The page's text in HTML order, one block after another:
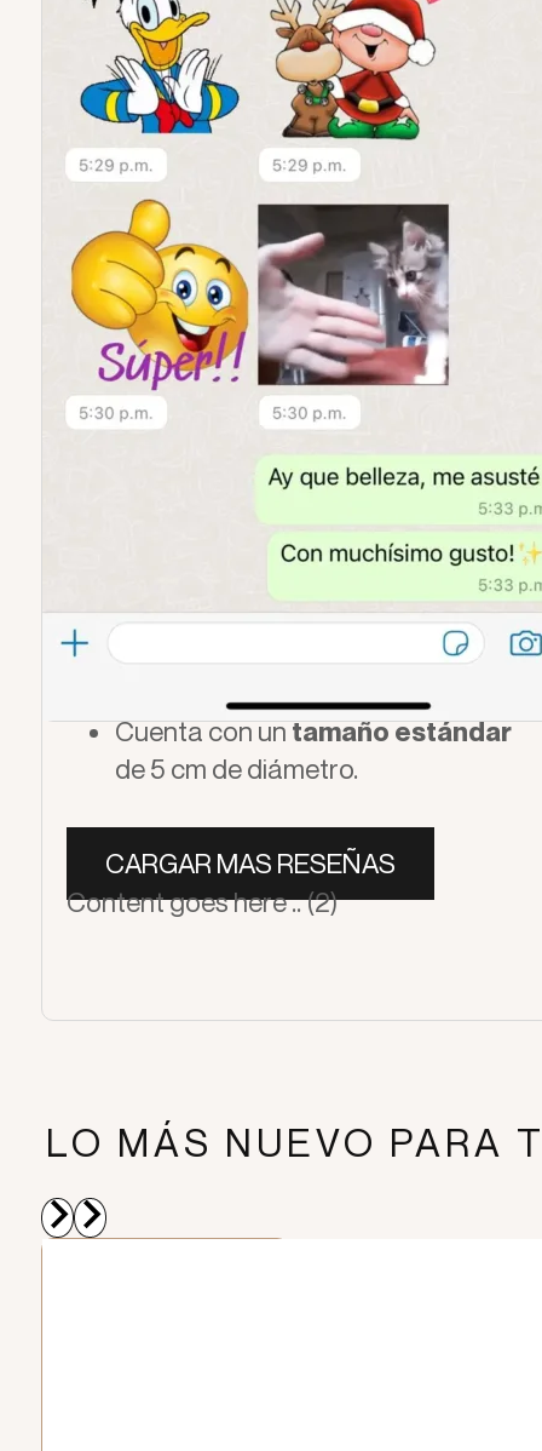
El Difusor para Secador EB-98 es la
herramienta ideal para secar tus rizos
de formasuave y delicada. Este
accesorio profesional está diseñado
para cuidar la humedad natural de tu
cabello, ayudándote a lograr una
definición perfectay unvolumen
increíblesin encrespamiento. Descubre
la manera más eficaz de realzar la
belleza de tus rizos, obteniendo
resultados de peluquería en casa.
definiciónyvolumena tus
Fabricado conmateriales de alta
resistente al calor.
Es el accesorioideal para cabello
Diseño defácil usoy reemplazo.
Cuenta con untamaño estándar
de 5 cm de diámetro.
CARGAR MAS RESEÑAS
Content goes here .. (2)
LO MÁS NUEVO PARA